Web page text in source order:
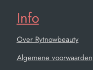
Info
Over Rytnowbeauty
Algemene voorwaarden